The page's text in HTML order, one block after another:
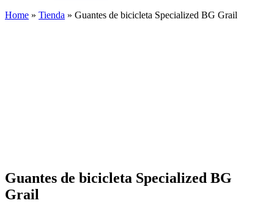
Home » Tienda » Guantes de bicicleta Specialized BG Grail
Guantes de bicicleta Specialized BG
Grail